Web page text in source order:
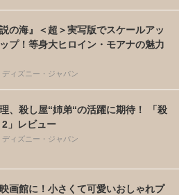
説の海』＜超＞実写版でスケールアッ
プ！等身大ヒロイン・モアナの魅力
ィズニー・ジャパン
、殺し屋“姉弟“の活躍に期待！ 「殺
2」レビュー
ィズニー・ジャパン
画館に！小さくて可愛いおしゃれプ